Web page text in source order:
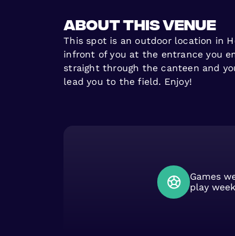
About this venue
This spot is an outdoor location in
infront of you at the entrance you
straight through the canteen and
lead you to the field. Enjoy!
Games
play